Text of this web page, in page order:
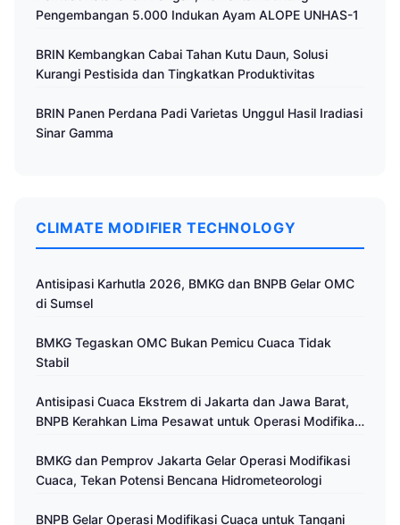
Pengembangan 5.000 Indukan Ayam ALOPE UNHAS-1
BRIN Kembangkan Cabai Tahan Kutu Daun, Solusi
Kurangi Pestisida dan Tingkatkan Produktivitas
BRIN Panen Perdana Padi Varietas Unggul Hasil Iradiasi
Sinar Gamma
CLIMATE MODIFIER TECHNOLOGY
Antisipasi Karhutla 2026, BMKG dan BNPB Gelar OMC
di Sumsel
BMKG Tegaskan OMC Bukan Pemicu Cuaca Tidak
Stabil
Antisipasi Cuaca Ekstrem di Jakarta dan Jawa Barat,
BNPB Kerahkan Lima Pesawat untuk Operasi Modifikasi
BMKG dan Pemprov Jakarta Gelar Operasi Modifikasi
Cuaca, Tekan Potensi Bencana Hidrometeorologi
BNPB Gelar Operasi Modifikasi Cuaca untuk Tangani